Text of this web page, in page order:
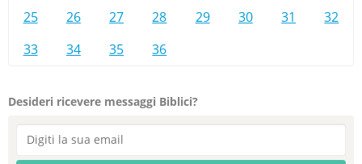
25
26 27 28 29 30 31
32
33
34 35 36
Desideri ricevere messaggi Biblici?